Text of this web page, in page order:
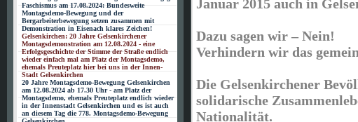
Faschismus am 17.08.2024: Bundesweite
Montagsdemo-Bewegung und der
Bergarbeiterbewegung setzen zusammen mit
Demonstration in Eisenach klares Zeichen!
Gelsenkirchen: 20 Jahre Gelsenkirchener
Montagsdemonstration am 12.08.2024 - eine
Erfolgsgeschichte der Stimme der Straße endlich
wieder einfach mal am Platz der Montagsdemo,
ehemals Preuteplatz hier bei uns in der Innen-
Stadt Gelsenkirchen
20 Jahre Montagsdemo-Bewegung Gelsenkirchen
am 12.08.2024 ab 17.30 Uhr - am Platz der
Montagsdemo, ehemals Preuteplatz endlich wieder
in der Innenstadt Gelsenkirchen und es ist auch
an diesem Tag die 778. Montagsdemo-Bewegung
Januar 2015 auch in
Dazu sagen wir – Nein!
Verhindern wir das
Die Gelsenkirchener
solidarische
Nationalität.